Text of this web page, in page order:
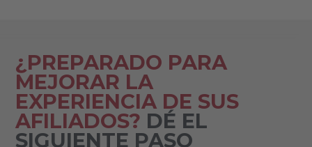
¿PREPARADO PARA
MEJORAR LA
EXPERIENCIA DE SUS
AFILIADOS? DÉ EL
SIGUIENTE PASO